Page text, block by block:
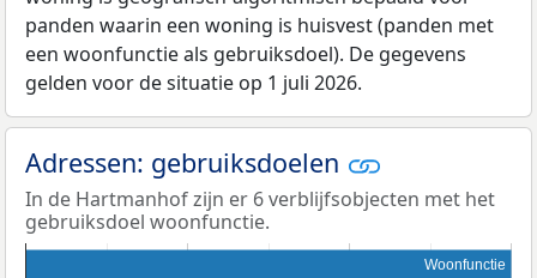
panden waarin een woning is huisvest (panden met
een woonfunctie als gebruiksdoel). De gegevens
gelden voor de situatie op 1 juli 2026.
Adressen: gebruiksdoelen
In de Hartmanhof zijn er 6 verblijfsobjecten met het
gebruiksdoel woonfunctie.
Woonfunctie